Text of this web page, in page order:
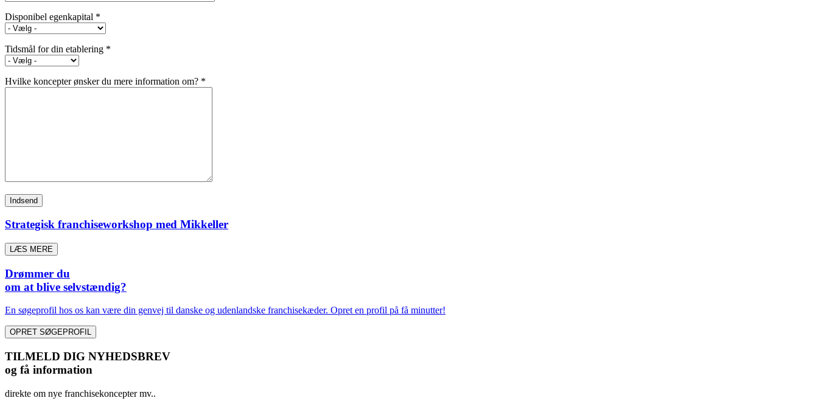
Disponibel egenkapital *
Tidsmål for din etablering *
Hvilke koncepter ønsker du mere information om? *
Strategisk franchiseworkshop med Mikkeller
LÆS MERE
Drømmer du
om at blive selvstændig?
En søgeprofil hos os kan være din genvej til danske og udenlandske franchisekæder. Opret en profil på få minutter!
OPRET SØGEPROFIL
TILMELD DIG NYHEDSBREV
og få information
direkte om nye franchisekoncepter mv..